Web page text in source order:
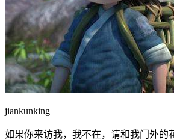
jiankunking
如果你来访我，我不在，请和我门外的